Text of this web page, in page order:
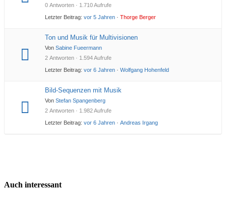
0 Antworten · 1.710 Aufrufe
Letzter Beitrag: vor 5 Jahren · Thorge Berger
Ton und Musik für Multivisionen
Von Sabine Fueermann
2 Antworten · 1.594 Aufrufe
Letzter Beitrag: vor 6 Jahren · Wolfgang Hohenfeld
Bild-Sequenzen mit Musik
Von Stefan Spangenberg
2 Antworten · 1.982 Aufrufe
Letzter Beitrag: vor 6 Jahren · Andreas Irgang
Auch interessant